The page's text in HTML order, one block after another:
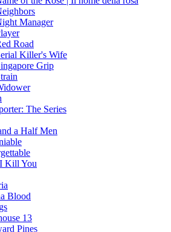
Manager
Road
Killer's Wife
Grip
The Series
a Half Men
Kill You
Blood
13
Pines